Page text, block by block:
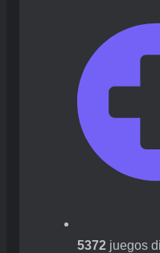
5372 juegos